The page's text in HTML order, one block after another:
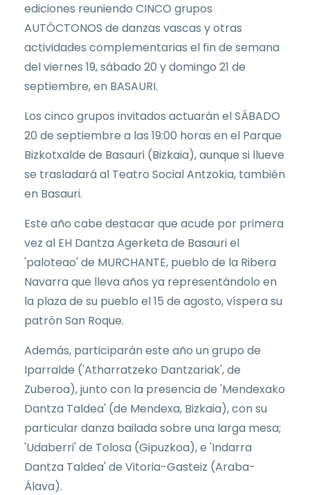
ediciones reuniendo CINCO grupos
AUTÓCTONOS de danzas vascas y otras
actividades complementarias el fin de semana
del viernes 19, sábado 20 y domingo 21 de
septiembre, en BASAURI.
Los cinco grupos invitados actuarán el SÁBADO
20 de septiembre a las 19:00 horas en el Parque
Bizkotxalde de Basauri (Bizkaia), aunque si llueve
se trasladará al Teatro Social Antzokia, también
en Basauri.
Este año cabe destacar que acude por primera
vez al EH Dantza Agerketa de Basauri el
'paloteao' de MURCHANTE, pueblo de la Ribera
Navarra que lleva años ya representándolo en
la plaza de su pueblo el 15 de agosto, víspera su
patrón San Roque.
Además, participarán este año un grupo de
Iparralde ('Atharratzeko Dantzariak', de
Zuberoa), junto con la presencia de 'Mendexako
Dantza Taldea' (de Mendexa, Bizkaia), con su
particular danza bailada sobre una larga mesa;
'Udaberri' de Tolosa (Gipuzkoa), e 'Indarra
Dantza Taldea' de Vitoria-Gasteiz (Araba-
Álava).